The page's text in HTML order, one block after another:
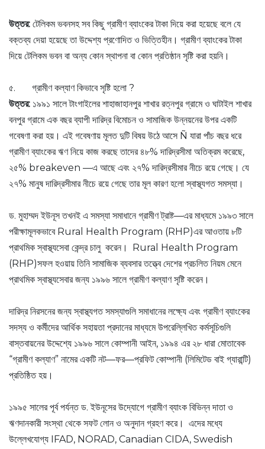
উত্তর: টেলিকম ভবনসহ সব কিছু গ্রামীণ ব্যাংকের টাকা দিয়ে করা হয়েছে বলে যে
বক্তব্য দেয়া হয়েছে তা উদ্দেশ্য প্রণোদিত ও ভিত্তিহীন। গ্রামীণ ব্যাংকের টাকা
দিয়ে টেলিকম ভবন বা অন্য কোন স্থাপনা বা কোন প্রতিষ্ঠান সৃষ্টি করা হয়নি।
৫. গ্রামীণ কল্যাণ কিভাবে সৃষ্টি হলো ?
উত্তর: ১৯৯১ সালে টাংগাইলের শাহাজাহানপুর শাখার রত্নপুর গ্রামে ও ঘাটাইল শাখার
বনপুর গ্রামে এক বছর ব্যাপী দারিদ্র বিমোচন ও সামাজিক উন্নয়নের উপর একটি
গবেষণা করা হয়। এই গবেষণায় মূলত দুটি বিষয় উঠে আসে Ñ যারা পাঁচ বছর ধরে
গ্রামীণ ব্যাংকের ঋণ নিয়ে কাজ করছে তাদের ৪৮% দারিদ্রসীমা অতিক্রম করেছে,
২৫% breakeven —এ আছে এবং ২৭% দারিদ্রসীমার নীচে রয়ে গেছে। যে
২৭% মানুষ দারিদ্রসীমার নীচে রয়ে গেছে তার মূল কারণ হলো স্বাস্থ্যগত সমস্যা।
ড. মুহাম্মদ ইউনূস তখনই এ সমস্যা সমাধানে গ্রামীণ ট্রাষ্ট—এর মাধ্যমে ১৯৯৩ সালে
পরীক্ষামূলকভাবে Rural Health Program (RHP)এর আওতায় ৮টি
প্রাথমিক স্বাস্থ্যসেবা কেন্দ্র চালু করেন। Rural Health Program
(RHP)সফল হওয়ায় তিনি সামাজিক ব্যবসার তত্ত্বে দেশের প্রচলিত নিয়ম মেনে
প্রাথমিক স্বাস্থ্যসেবার জন্য ১৯৯৬ সালে গ্রামীণ কল্যাণ সৃষ্টি করেন।
দারিদ্র নিরসনের জন্য স্বাস্থ্যগত সমস্যাগুলি সমাধানের লক্ষ্যে এবং গ্রামীণ ব্যাংকের
সদস্য ও কর্মীদের আর্থিক সহায়তা প্রদানের মাধ্যমে উপরেল্লিখিত কর্মসূচিগুলি
বাস্তবায়নের উদ্দেশ্যে ১৯৯৬ সালে কোম্পানী আইন, ১৯৯৪ এর ২৮ ধারা মোতাবেক
“গ্রামীণ কল্যাণ” নামের একটি নট—ফর—প্রফিট কোম্পানী (লিমিটেড বাই গ্যারান্টি)
প্রতিষ্ঠিত হয়।
১৯৯৫ সালের পূর্ব পর্যন্ত ড. ইউনূসের উদ্যোগে গ্রামীণ ব্যাংক বিভিন্ন দাতা ও
ঋণদানকারী সংস্থা থেকে সফট লোন ও অনুদান গ্রহণ করে। এদের মধ্যে
উল্লেখযোগ্য IFAD, NORAD, Canadian CIDA, Swedish